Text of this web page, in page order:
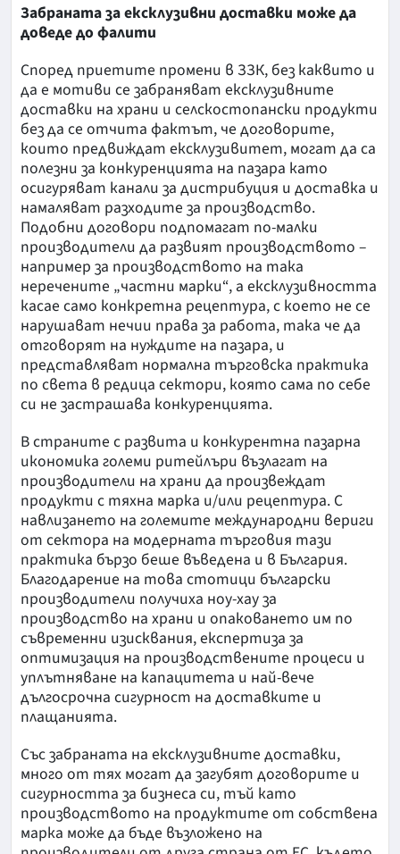
Забраната за ексклузивни доставки може да
доведе до фалити
Според приетите промени в ЗЗК, без каквито и
да е мотиви се забраняват ексклузивните
доставки на храни и селскостопански продукти
без да се отчита фактът, че договорите,
които предвиждат ексклузивитет, могат да са
полезни за конкуренцията на пазара като
осигуряват канали за дистрибуция и доставка и
намаляват разходите за производство.
Подобни договори подпомагат по-малки
производители да развият производството –
например за производството на така
неречените „частни марки“, а ексклузивността
касае само конкретна рецептура, с което не се
нарушават нечии права за работа, така че да
отговорят на нуждите на пазара, и
представляват нормална търговска практика
по света в редица сектори, която сама по себе
си не застрашава конкуренцията.
В страните с развита и конкурентна пазарна
икономика големи ритейлъри възлагат на
производители на храни да произвеждат
продукти с тяхна марка и/или рецептура. С
навлизането на големите международни вериги
от сектора на модерната търговия тази
практика бързо беше въведена и в България.
Благодарение на това стотици български
производители получиха ноу-хау за
производство на храни и опаковането им по
съвременни изисквания, експертиза за
оптимизация на производствените процеси и
уплътняване на капацитета и най-вече
дългосрочна сигурност на доставките и
плащанията.
Със забраната на ексклузивните доставки,
много от тях могат да загубят договорите и
сигурността за бизнеса си, тъй като
производството на продуктите от собствена
марка може да бъде възложено на